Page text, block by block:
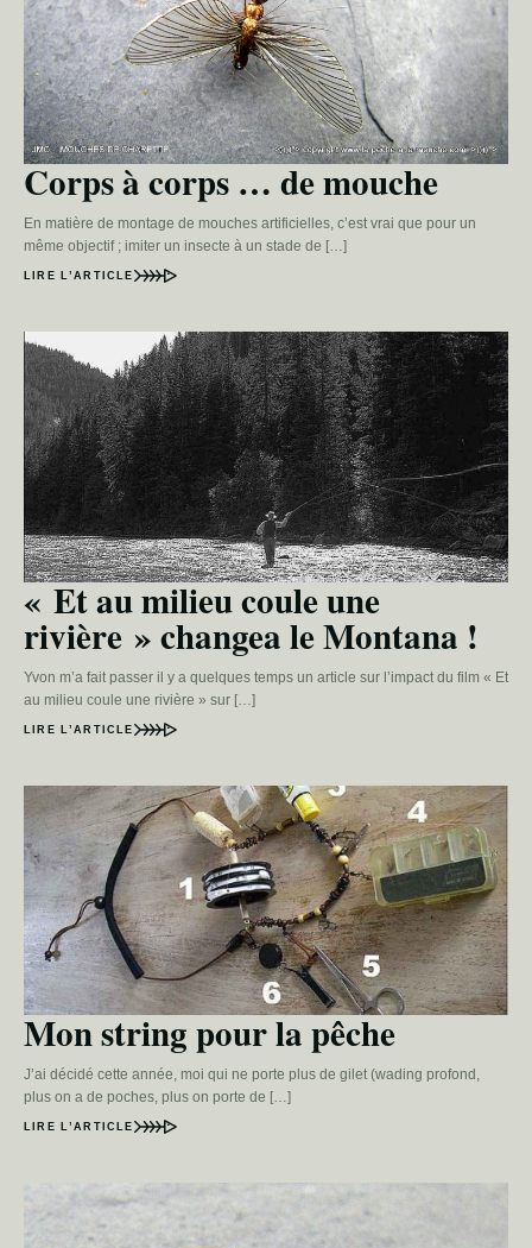
Corps à corps … de mouche
En matière de montage de mouches artificielles, c’est vrai que pour un
même objectif ; imiter un insecte à un stade de […]
LIRE L’ARTICLE
« Et au milieu coule une
rivière » changea le Montana !
Yvon m’a fait passer il y a quelques temps un article sur l’impact du film « Et
au milieu coule une rivière » sur […]
LIRE L’ARTICLE
Mon string pour la pêche
J’ai décidé cette année, moi qui ne porte plus de gilet (wading profond,
plus on a de poches, plus on porte de […]
LIRE L’ARTICLE